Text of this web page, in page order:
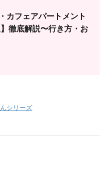
カフェアパートメント
】徹底解説〜行き方・お
シリーズ